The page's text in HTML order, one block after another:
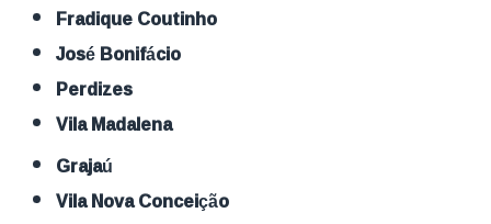
Fradique Coutinho
José Bonifácio
Perdizes
Vila Madalena
Grajaú
Vila Nova Conceição